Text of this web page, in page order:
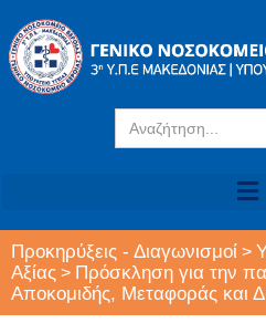
Search
for:
Προκηρύξεις - Διαγωνισμοί >
Αξίας > Πρόσκληση για την
Αποκομιδής, Μεταφοράς και